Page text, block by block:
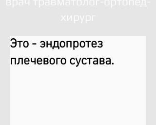
Это - эндопротез
плечевого сустава.